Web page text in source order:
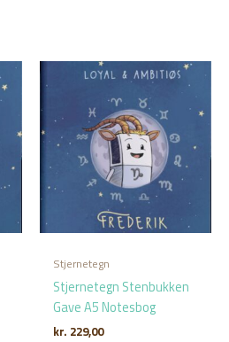
Stjernetegn
Stjernetegn Stenbukken
Gave A5 Notesbog
kr. 229,00